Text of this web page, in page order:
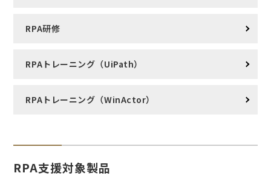
RPA研修
RPAトレーニング（UiPath）
RPAトレーニング（WinActor）
RPA支援対象製品